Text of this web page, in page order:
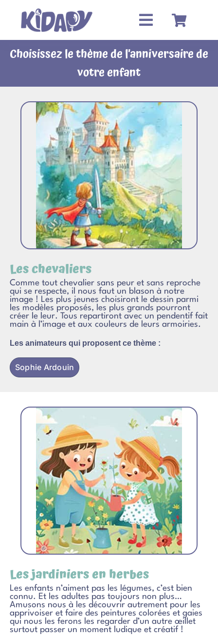
contenu
Choisissez le thème de l’anniversaire de
votre enfant
Les chevaliers
Comme tout chevalier sans peur et sans reproche
qui se respecte, il nous faut un blason à notre
image ! Les plus jeunes choisiront le dessin parmi
les modèles proposés, les plus grands pourront
créer le leur. Tous repartiront avec un pendentif fait
main à l’image et aux couleurs de leurs armoiries.
Les animateurs qui proposent ce thème :
Sophie Ardouin
Les jardiniers en herbes
Les enfants n’aiment pas les légumes, c’est bien
connu. Et les adultes pas toujours non plus…
Amusons nous à les découvrir autrement pour les
apprivoiser et faire des peintures colorées et gaies
qui nous les ferons les regarder d’un autre œillet
surtout passer un moment ludique et créatif !